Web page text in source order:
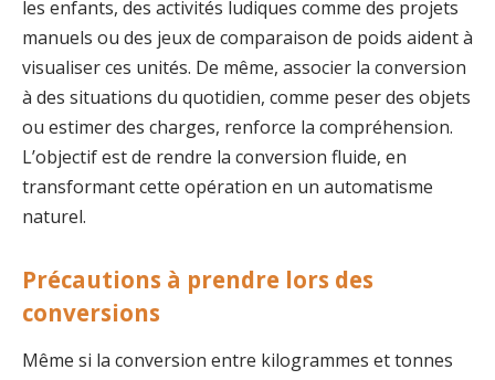
les enfants, des activités ludiques comme des projets
manuels ou des jeux de comparaison de poids aident à
visualiser ces unités. De même, associer la conversion
à des situations du quotidien, comme peser des objets
ou estimer des charges, renforce la compréhension.
L’objectif est de rendre la conversion fluide, en
transformant cette opération en un automatisme
naturel.
Précautions à prendre lors des
conversions
Même si la conversion entre kilogrammes et tonnes